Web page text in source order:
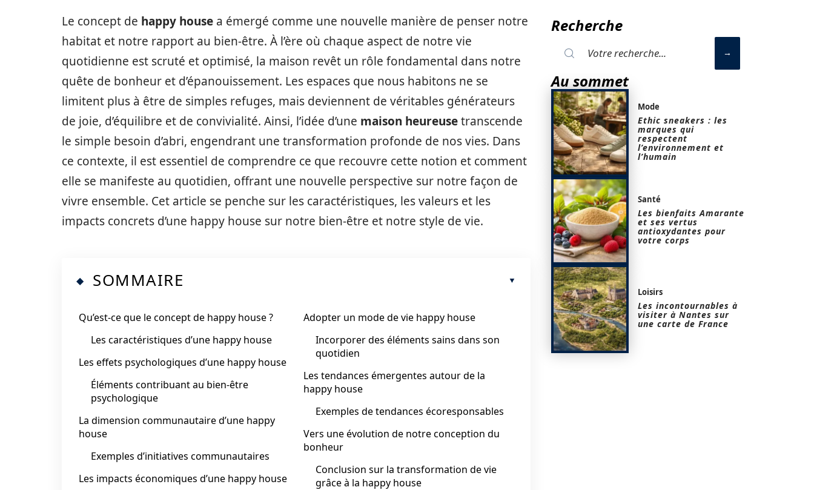
Le concept de happy house a émergé comme une nouvelle manière de penser notre
habitat et notre rapport au bien-être. À l’ère où chaque aspect de notre vie
quotidienne est scruté et optimisé, la maison revêt un rôle fondamental dans notre
quête de bonheur et d’épanouissement. Les espaces que nous habitons ne se
limitent plus à être de simples refuges, mais deviennent de véritables générateurs
de joie, d’équilibre et de convivialité. Ainsi, l’idée d’une maison heureusetranscende
le simple besoin d’abri, engendrant une transformation profonde de nos vies. Dans
ce contexte, il est essentiel de comprendre ce que recouvre cette notion et comment
elle se manifeste au quotidien, offrant une nouvelle perspective sur notre façon de
vivre ensemble. Cet article se penche sur les caractéristiques, les valeurs et les
impacts concrets d’une happy house sur notre bien-être et notre style de vie.
SOMMAIRE
Qu’est-ce que le concept de happy house ?
Les caractéristiques d’une happy house
Les effets psychologiques d’une happy house
Éléments contribuant au bien-être
psychologique
La dimension communautaire d’une happy
house
Exemples d’initiatives communautaires
Les impacts économiques d’une happy house
Adopter un mode de vie happy house
Incorporer des éléments sains dans son
quotidien
Les tendances émergentes autour de la
happy house
Exemples de tendances écoresponsables
Vers une évolution de notre conception du
bonheur
Conclusion sur la transformation de vie
grâce à la happy house
Recherche
Au sommet
Mode
Ethic sneakers : les
marques qui
respectent
l’environnement et
l’humain
Santé
Les bienfaits Amarante
et ses vertus
antioxydantes pour
votre corps
Loisirs
Les incontournables à
visiter à Nantes sur
une carte de France